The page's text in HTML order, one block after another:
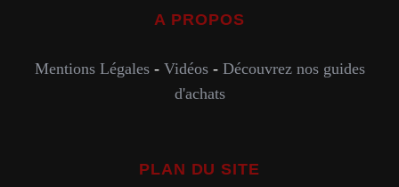
A PROPOS
Mentions Légales- Vidéos- Découvrez nos guides
d'achats
PLAN DU SITE